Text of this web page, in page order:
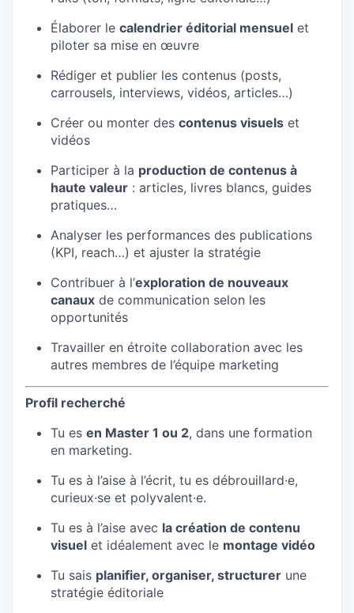
Élaborer le calendrier éditorial mensuel et
piloter sa mise en œuvre
Rédiger et publier les contenus (posts,
carrousels, interviews, vidéos, articles…)
Créer ou monter des contenus visuels et
vidéos
Participer à la production de contenus à
haute valeur : articles, livres blancs, guides
pratiques…
Analyser les performances des publications
(KPI, reach…) et ajuster la stratégie
Contribuer à l’exploration de nouveaux
canaux de communication selon les
opportunités
Travailler en étroite collaboration avec les
autres membres de l’équipe marketing
Profil recherché
Tu es en Master 1 ou 2, dans une formation
en marketing.
Tu es à l’aise à l’écrit, tu es débrouillard·e,
curieux·se et polyvalent·e.
Tu es à l’aise avec la création de contenu
visuel et idéalement avec le montage vidéo
Tu sais planifier, organiser, structurer une
stratégie éditoriale